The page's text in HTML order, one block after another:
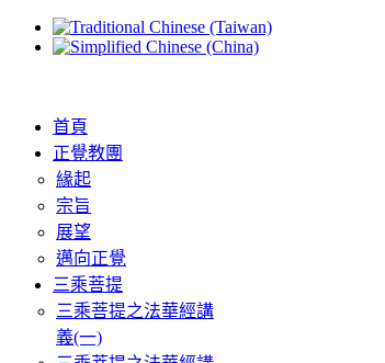
首頁
正覺教團
緣起
宗旨
展望
邁向正覺
三乘菩提
三乘菩提之法華經講
義(一)